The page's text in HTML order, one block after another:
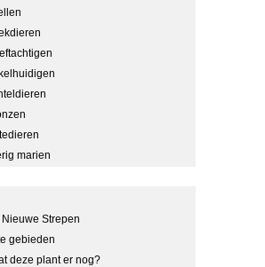
marien
Nieuwe Strepen
gebieden
deze plant er nog?